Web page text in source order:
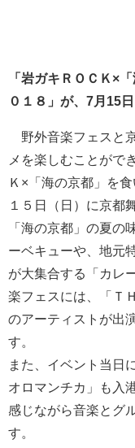
「岩ガキＲＯＣＫ×
０１８」が、7月15
野外音楽フェスと
メを楽しむことがで
Ｋ×「海の京都」を
１５日（日）に京都
「海の京都」の夏の
ーベキューや、地元
が大集合する「カレ
楽フェスには、「Ｔ
のアーティストが出
す。
また、イベント当日
オロマンチカ」も入
感じながら音楽とグ
す。